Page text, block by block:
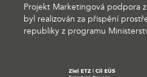
Projekt Marketingová podpora
byl realizován za přispění
republiky z programu